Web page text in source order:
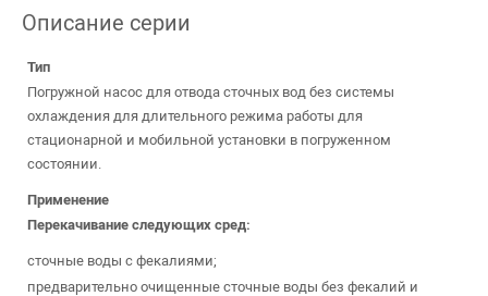
Описание серии
Тип
Погружной насос для отвода сточных вод без системы
охлаждения для длительного режима работы для
стационарной и мобильной установки в погруженном
состоянии.
Применение
Перекачивание следующих сред:
сточные воды с фекалиями;
предварительно очищенные сточные воды без фекалий и